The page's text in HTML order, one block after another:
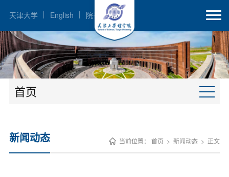
天津大学 English 院长邮箱
首页
当前位置：首页 >新闻动态 > 正文
新闻动态